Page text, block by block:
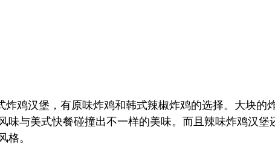
炸鸡汉堡，有原味炸鸡和韩式辣椒炸鸡的选择。大块的
味与美式快餐碰撞出不一样的美味。而且辣味炸鸡汉堡
格。